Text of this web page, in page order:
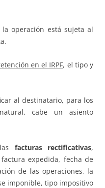
operación está sujeta al
en el IRPF, el tipo y
al destinatario, para los
cabe un asiento
facturas rectificativas,
expedida, fecha de
de las operaciones, la
imponible, tipo impositivo